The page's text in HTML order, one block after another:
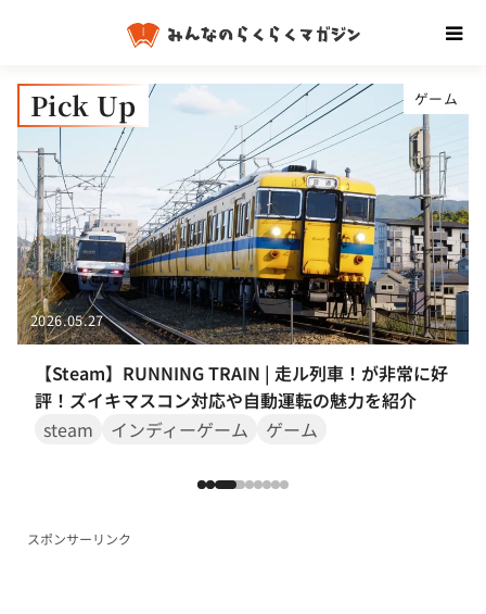
Pick Up
2026.05.27
【Steam】RUNNING TRAIN | 走ル列車！が非常に好
評！ズイキマスコン対応や自動運転の魅力を紹介
steam
インディーゲーム ゲーム
ゲーム
スポンサーリンク